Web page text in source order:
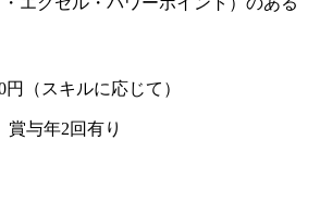
円（スキルに応じて）
賞与年2回有り